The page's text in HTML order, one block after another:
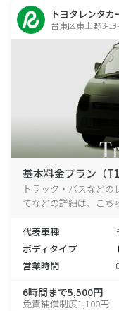
トヨタレンタ
台東区東上野3-
基本料金プラン（T1
トラック・バスなど
てなどの詳細は、こち
代表車種
ボディタイプ
営業時間
6時間まで5,500円
免責補償制度1,100円